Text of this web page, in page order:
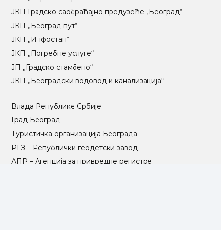
ЈКП Градско саобраћајно предузеће „Београд“
ЈКП „Београд пут“
ЈКП „Инфостан“
ЈКП „Погребне услуге“
ЈП „Градско стамбено“
ЈКП „Београдски водовод и канализација“
Влада Републике Србије
Град Београд
Туристичка организација Београда
РГЗ – Републички геодетски завод
АПР – Агенција за привредне регистре